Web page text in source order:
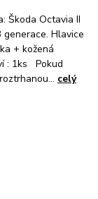
Škoda Octavia II
Hlavice
+ kožená
: 1ks Pokud
celý